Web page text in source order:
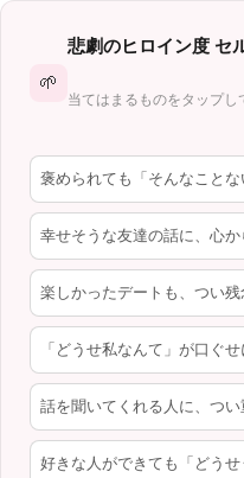
🌱
悲劇のヒロイン度 セ
当てはまるものをタップし
褒められても「そんなこと
幸せそうな友達の話に、心
楽しかったデートも、つい
「どうせ私なんて」が口ぐ
話を聞いてくれる人に、つ
好きな人ができても「どう